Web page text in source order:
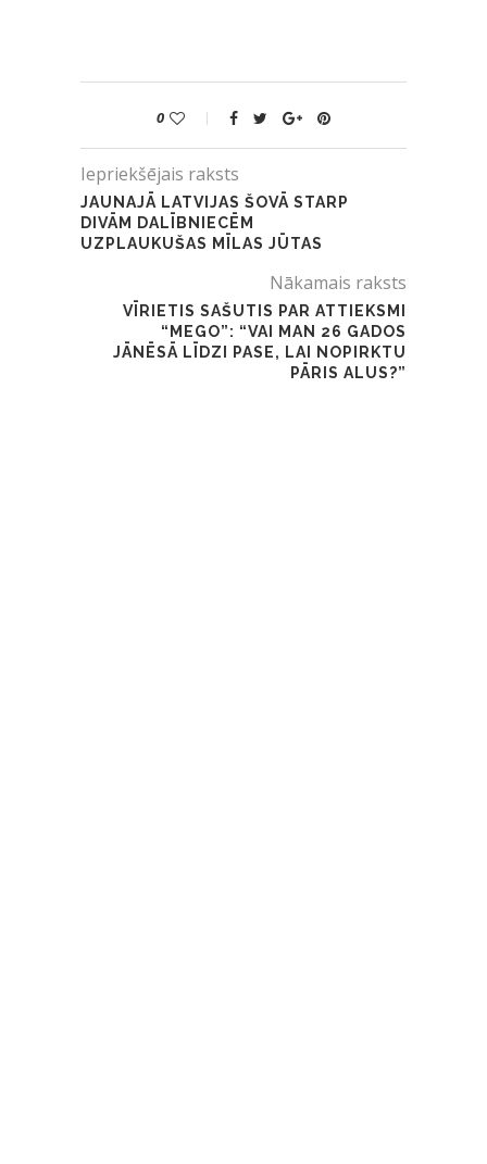
0
Iepriekšējais raksts
JAUNAJĀ LATVIJAS ŠOVĀ STARP
DIVĀM DALĪBNIECĒM
UZPLAUKUŠAS MĪLAS JŪTAS
Nākamais raksts
VĪRIETIS SAŠUTIS PAR ATTIEKSMI
“MEGO”: “VAI MAN 26 GADOS
JĀNĒSĀ LĪDZI PASE, LAI NOPIRKTU
PĀRIS ALUS?”